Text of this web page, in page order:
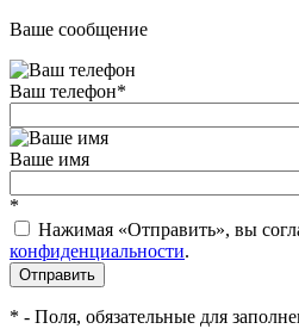
Ваше сообщение
Ваш телефон*
Ваше имя
*
Нажимая «Отправить», вы
конфиденциальности.
* - Поля, обязательные для